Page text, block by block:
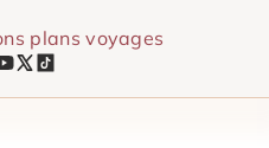
plans voyages